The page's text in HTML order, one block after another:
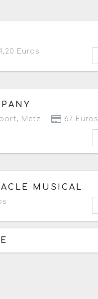
2026
Euros
de 20h
, Metz 67 Euros
2026
2026 à 20h
MUSICAL